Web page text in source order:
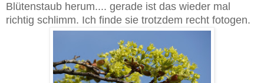
Blütenstaub herum.... gerade ist das wieder mal
richtig schlimm. Ich finde sie trotzdem recht fotogen.